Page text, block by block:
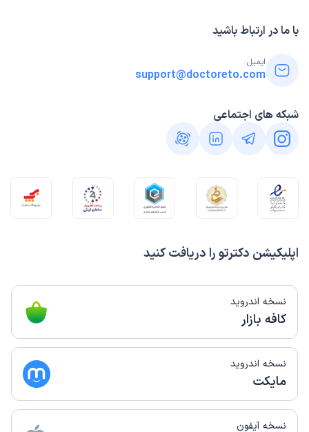
اپلیکیشن دکترتو را دریافت کنید
نسخه اندروید
کافه بازار
نسخه اندروید
مایکت
نسخه آیفون
با ما در ارتباط باشید
ایمیل:
support@doctoreto.com
شبکه های اجتماعی